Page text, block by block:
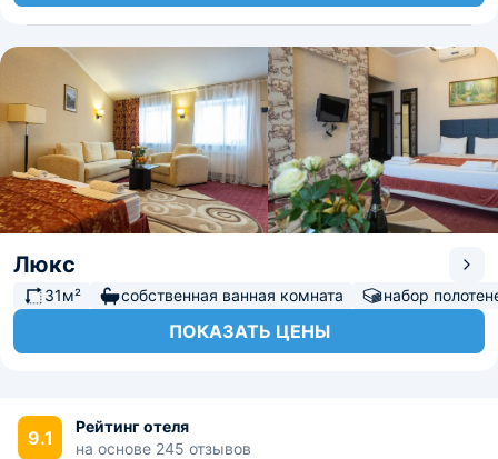
Люкс
31м² собственная ванная комната набор
ПОКАЗАТЬ ЦЕНЫ
9.1
Рейтинг отеля
на основе 245 отзывов